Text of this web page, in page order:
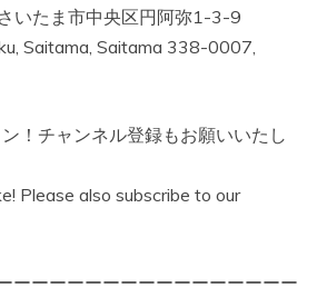
いたま市中央区円阿弥1-3-9
Saitama, Saitama 338-0007,
！チャンネル登録もお願いいたし
Please also subscribe to our